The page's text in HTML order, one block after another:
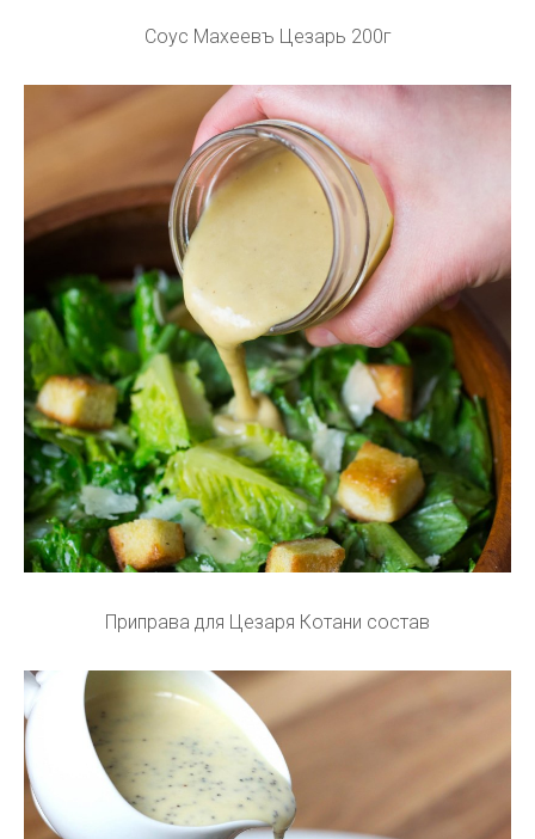
Соус Махеевъ Цезарь 200г
Приправа для Цезаря Котани состав